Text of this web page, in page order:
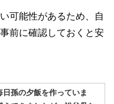
可能性があるため、自
前に確認しておくと安
孫の夕飯を作っていま